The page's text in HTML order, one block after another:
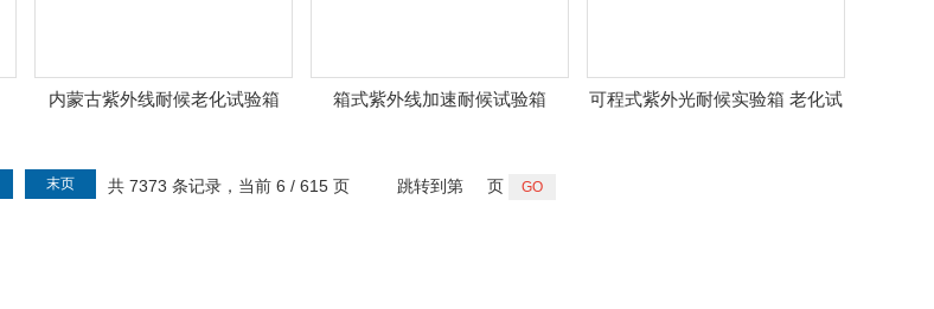
内蒙古紫外线耐候老化试验箱 箱式紫外线加速耐候试验箱
可程式紫外光耐候实验箱 老化试
共 7373 条记录，当前 6 / 615 页
末页 跳转到第 页